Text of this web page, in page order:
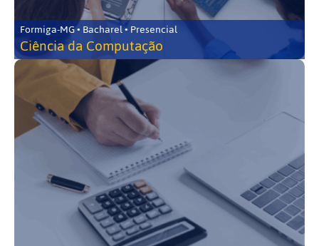
Formiga-MG • Bacharel • Presencial
Ciência da Computação